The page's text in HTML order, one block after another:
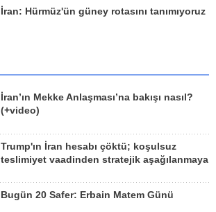
İran: Hürmüz'ün güney rotasını tanımıyoruz
İran’ın Mekke Anlaşması’na bakışı nasıl?
(+video)
Trump'ın İran hesabı çöktü; koşulsuz
teslimiyet vaadinden stratejik aşağılanmaya
Bugün 20 Safer: Erbain Matem Günü